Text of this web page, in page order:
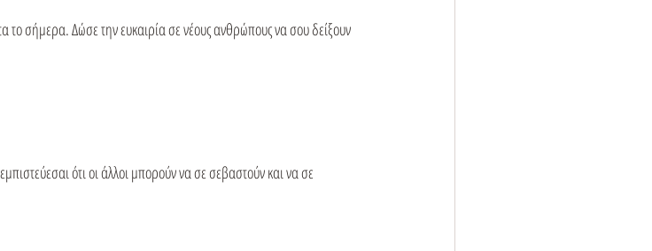
το σήμερα. Δώσε την ευκαιρία σε νέους ανθρώπους να σου δείξουν
ότι οι άλλοι μπορούν να σε σεβαστούν και να σε